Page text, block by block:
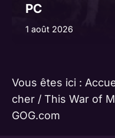
PC
1 août 2026
Vous êtes ici :
cher / This War of
GOG.com